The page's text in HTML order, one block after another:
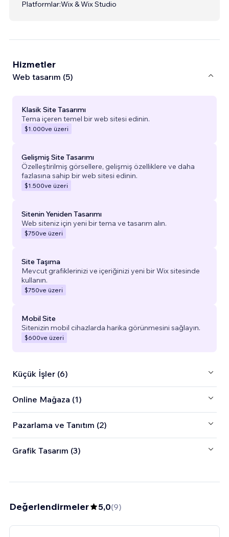
Platformlar:Wix & Wix Studio
Hizmetler
Web tasarım (5)
Klasik Site Tasarımı
Tema içeren temel bir web sitesi edinin.
$1.000ve üzeri
Gelişmiş Site Tasarımı
Özelleştirilmiş görsellere, gelişmiş özelliklere ve daha
fazlasına sahip bir web sitesi edinin.
$1.500ve üzeri
Sitenin Yeniden Tasarımı
Web siteniz için yeni bir tema ve tasarım alın.
$750ve üzeri
Site Taşıma
Mevcut grafiklerinizi ve içeriğinizi yeni bir Wix sitesinde
kullanın.
$750ve üzeri
Mobil Site
Sitenizin mobil cihazlarda harika görünmesini sağlayın.
$600ve üzeri
Küçük İşler (6)
Online Mağaza (1)
Pazarlama ve Tanıtım (2)
Grafik Tasarım (3)
Değerlendirmeler 5,0(9)